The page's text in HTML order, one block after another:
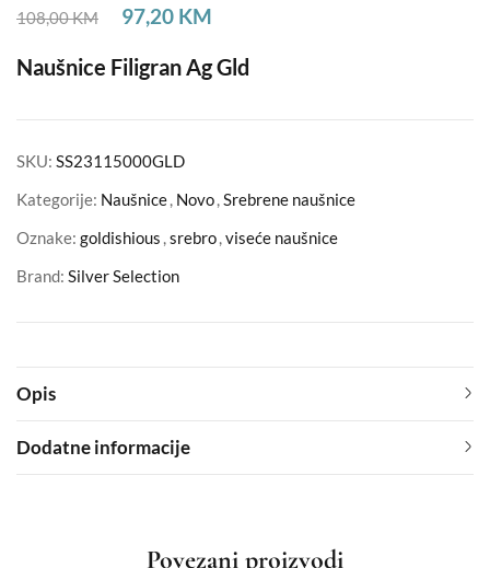
108,00KM 97,20 KM
Naušnice Filigran Ag Gld
SKU: SS23115000GLD
Kategorije: Naušnice, Novo,Srebrene naušnice
Oznake: goldishious ,srebro,viseće naušnice
Brand: Silver Selection
Opis
Dodatne informacije
Povezani proizvodi